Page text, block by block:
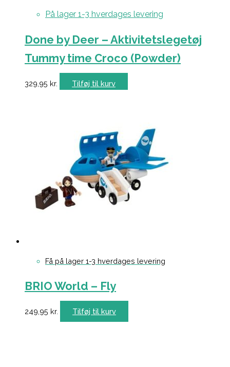
På lager 1-3 hverdages levering
Done by Deer – Aktivitetslegetøj
Tummy time Croco (Powder)
329,95 kr. Tilføj til kurv
Få på lager 1-3 hverdages levering
BRIO World – Fly
249,95 kr. Tilføj til kurv